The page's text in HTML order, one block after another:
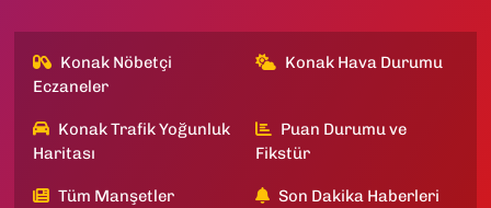
Konak Nöbetçi
Eczaneler
Konak Hava Durumu
Konak Trafik Yoğunluk
Haritası
Puan Durumu ve
Fikstür
Tüm Manşetler Son Dakika Haberleri